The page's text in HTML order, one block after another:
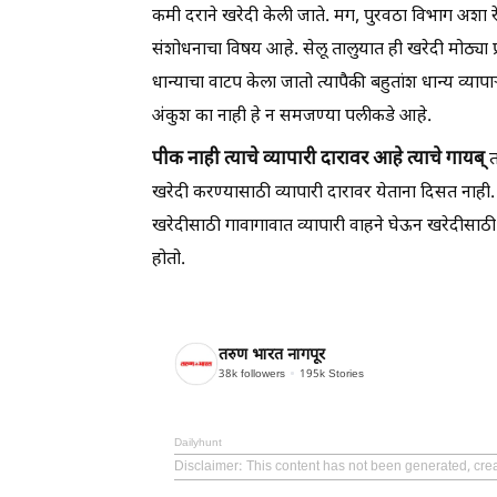
कमी दराने खरेदी केली जाते. मग, पुरवठा विभाग अशा
संशोधनाचा विषय आहे. सेलू तालुयात ही खरेदी मोठ्या
धान्याचा वाटप केला जातो त्यापैकी बहुतांश धान्य
अंकुश का नाही हे न समजण्या पलीकडे आहे.
पीक नाही त्याचे व्यापारी दारावर आहे त्याचे गायब्
खरेदी करण्यासाठी व्यापारी दारावर येताना दिसत
खरेदीसाठी गावागावात व्यापारी वाहने घेऊन
होतो.
तरुण भारत नागपूर
38k followers 195k Stories
Dailyhunt
Disclaimer: This content has not been generated,